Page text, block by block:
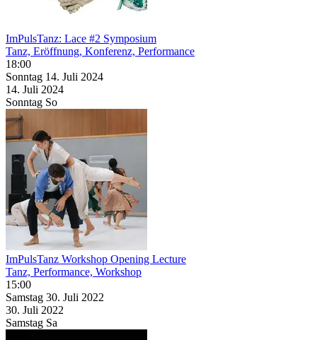
ImPulsTanz: Lace #2 Symposium
Tanz, Eröffnung, Konferenz, Performance
18:00
Sonntag 14. Juli 2024
14. Juli 2024
Sonntag So
ImPulsTanz Workshop Opening Lecture
Tanz, Performance, Workshop
15:00
Samstag 30. Juli 2022
30. Juli 2022
Samstag Sa